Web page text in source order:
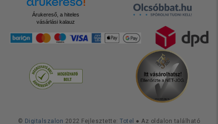
Árukereső, a hiteles
vásárlási kalauz
© Digitalszalon 2022 Fejlesztette:Totel ● Az oldalon található